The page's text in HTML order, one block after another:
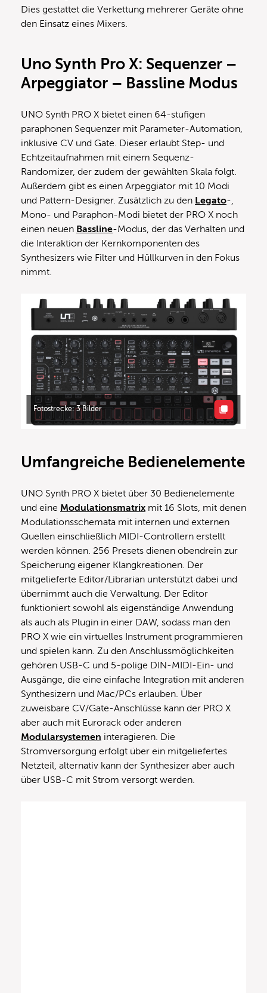
Dies gestattet die Verkettung mehrerer Geräte ohne
den Einsatz eines Mixers.
Uno Synth Pro X: Sequenzer –
Arpeggiator – Bassline Modus
UNO Synth PRO X bietet einen 64-stufigen
paraphonen Sequenzer mit Parameter-Automation,
inklusive CV und Gate. Dieser erlaubt Step- und
Echtzeitaufnahmen mit einem Sequenz-
Randomizer, der zudem der gewählten Skala folgt.
Außerdem gibt es einen Arpeggiator mit 10 Modi
und Pattern-Designer. Zusätzlich zu den Legato-,
Mono- und Paraphon-Modi bietet der PRO X noch
einen neuen Bassline-Modus, der das Verhalten und
die Interaktion der Kernkomponenten des
Synthesizers wie Filter und Hüllkurven in den Fokus
nimmt.
Fotostrecke: 3 Bilder
Umfangreiche Bedienelemente
UNO Synth PRO X bietet über 30 Bedienelemente
und eine Modulationsmatrix mit 16 Slots, mit denen
Modulationsschemata mit internen und externen
Quellen einschließlich MIDI-Controllern erstellt
werden können. 256 Presets dienen obendrein zur
Speicherung eigener Klangkreationen. Der
mitgelieferte Editor/Librarian unterstützt dabei und
übernimmt auch die Verwaltung. Der Editor
funktioniert sowohl als eigenständige Anwendung
als auch als Plugin in einer DAW, sodass man den
PRO X wie ein virtuelles Instrument programmieren
und spielen kann. Zu den Anschlussmöglichkeiten
gehören USB-C und 5-polige DIN-MIDI-Ein- und
Ausgänge, die eine einfache Integration mit anderen
Synthesizern und Mac/PCs erlauben. Über
zuweisbare CV/Gate-Anschlüsse kann der PRO X
aber auch mit Eurorack oder anderen
Modularsystemen interagieren. Die
Stromversorgung erfolgt über ein mitgeliefertes
Netzteil, alternativ kann der Synthesizer aber auch
über USB-C mit Strom versorgt werden.